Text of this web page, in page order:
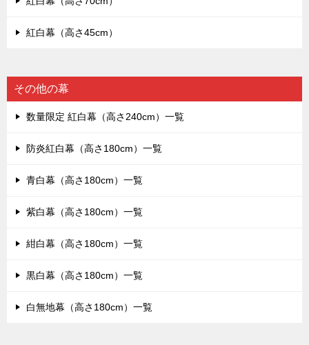
紅白幕（高さ45cm）
その他の幕
数量限定 紅白幕（高さ240cm）一覧
防炎紅白幕（高さ180cm）一覧
青白幕（高さ180cm）一覧
紫白幕（高さ180cm）一覧
紺白幕（高さ180cm）一覧
黒白幕（高さ180cm）一覧
白無地幕（高さ180cm）一覧